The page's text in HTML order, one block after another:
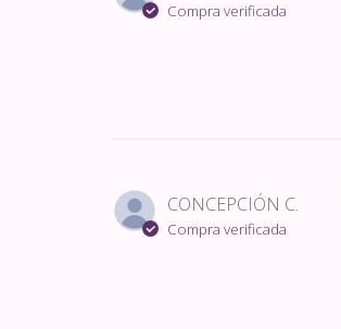
Compra verificada
CONCEPCIÓN C.
Compra verificada